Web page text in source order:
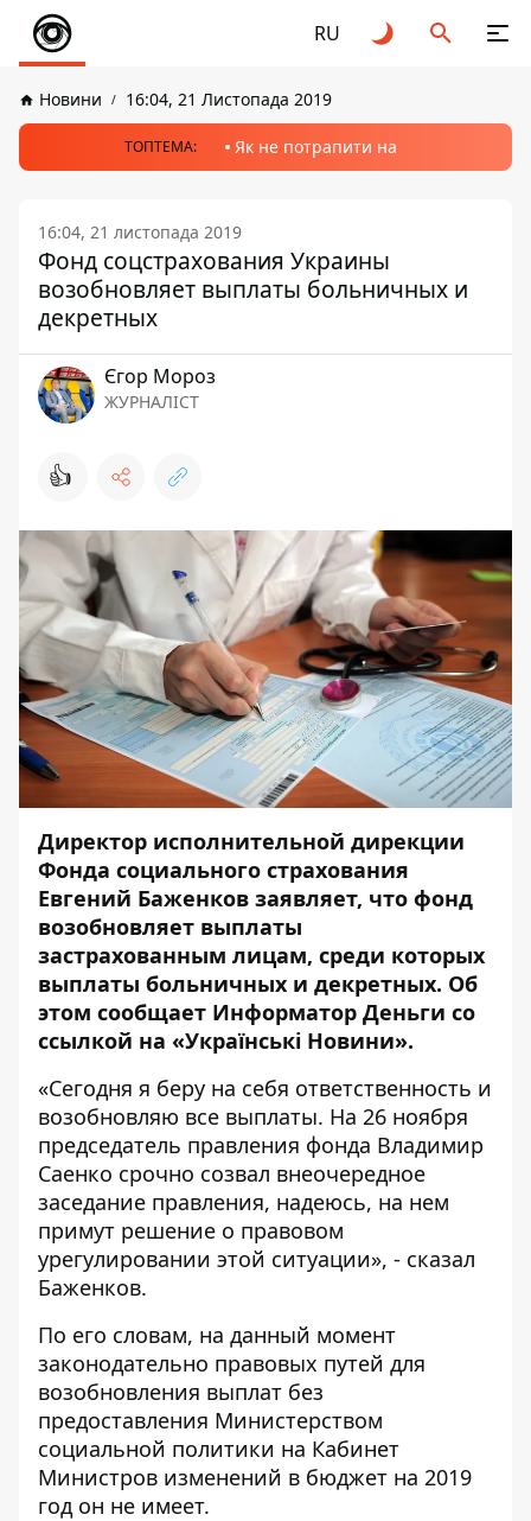
RU
Новини 16:04, 21 Листопада 2019
ТОПТЕМА: Як не потрапити на
16:04, 21 листопада 2019
Фонд соцстрахования Украины
возобновляет выплаты больничных и
декретных
Єгор Мороз
ЖУРНАЛІСТ
👍
Директор исполнительной дирекции
Фонда социального страхования
Евгений Баженков заявляет, что фонд
возобновляет выплаты
застрахованным лицам, среди которых
выплаты больничных и декретных. Об
этом сообщает Информатор Деньги со
ссылкой на «Українські Новини».
«Сегодня я беру на себя ответственность и
возобновляю все выплаты. На 26 ноября
председатель правления фонда Владимир
Саенко срочно созвал внеочередное
заседание правления, надеюсь, на нем
примут решение о правовом
урегулировании этой ситуации», - сказал
Баженков.
По его словам, на данный момент
законодательно правовых путей для
возобновления выплат без
предоставления Министерством
социальной политики на Кабинет
Министров изменений в бюджет на 2019
год он не имеет.